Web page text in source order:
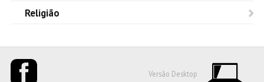
Religião
Versão Desktop